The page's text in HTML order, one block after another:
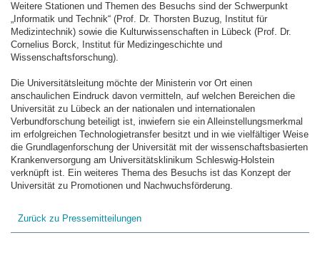
Weitere Stationen und Themen des Besuchs sind der Schwerpunkt
„Informatik und Technik“ (Prof. Dr. Thorsten Buzug, Institut für
Medizintechnik) sowie die Kulturwissenschaften in Lübeck (Prof. Dr.
Cornelius Borck, Institut für Medizingeschichte und
Wissenschaftsforschung).
Die Universitätsleitung möchte der Ministerin vor Ort einen
anschaulichen Eindruck davon vermitteln, auf welchen Bereichen die
Universität zu Lübeck an der nationalen und internationalen
Verbundforschung beteiligt ist, inwiefern sie ein Alleinstellungsmerkmal
im erfolgreichen Technologietransfer besitzt und in wie vielfältiger Weise
die Grundlagenforschung der Universität mit der wissenschaftsbasierten
Krankenversorgung am Universitätsklinikum Schleswig-Holstein
verknüpft ist. Ein weiteres Thema des Besuchs ist das Konzept der
Universität zu Promotionen und Nachwuchsförderung.
Zurück zu Pressemitteilungen